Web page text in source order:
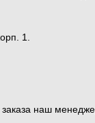
1.
наш